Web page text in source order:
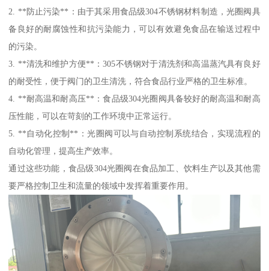
2. **防止污染**：由于其采用食品级304不锈钢材料制造，光圈阀具
备良好的耐腐蚀性和抗污染能力，可以有效避免食品在输送过程中
的污染。
3. **清洗和维护方便**：305不锈钢对于清洗剂和高温蒸汽具有良好
的耐受性，便于阀门的卫生清洗，符合食品行业严格的卫生标准。
4. **耐高温和耐高压**：食品级304光圈阀具备较好的耐高温和耐高
压性能，可以在苛刻的工作环境中正常运行。
5. **自动化控制**：光圈阀可以与自动控制系统结合，实现流程的
自动化管理，提高生产效率。
通过这些功能，食品级304光圈阀在食品加工、饮料生产以及其他需
要严格控制卫生和流量的领域中发挥着重要作用。